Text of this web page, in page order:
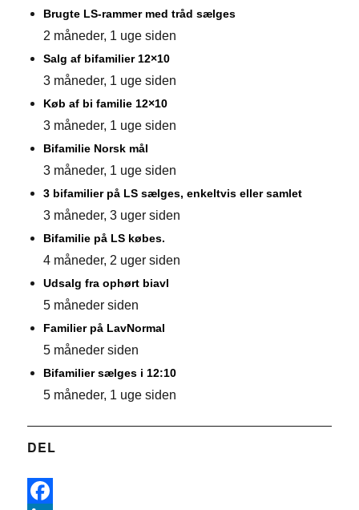
Brugte LS-rammer med tråd sælges
2 måneder, 1 uge siden
Salg af bifamilier 12×10
3 måneder, 1 uge siden
Køb af bi familie 12×10
3 måneder, 1 uge siden
Bifamilie Norsk mål
3 måneder, 1 uge siden
3 bifamilier på LS sælges, enkeltvis eller samlet
3 måneder, 3 uger siden
Bifamilie på LS købes.
4 måneder, 2 uger siden
Udsalg fra ophørt biavl
5 måneder siden
Familier på LavNormal
5 måneder siden
Bifamilier sælges i 12:10
5 måneder, 1 uge siden
DEL